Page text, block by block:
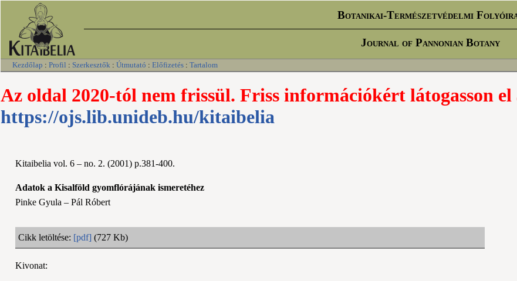
Botanikai-Természetvédelmi
Journal of Pannonian Botany
Kezdőlap : Profil : Szerkesztők : Útmutató : Előfizetés : Tartalom
Az oldal 2020-tól nem frissül. Friss információkért látogasson
https://ojs.lib.unideb.hu/kitaibelia
Kitaibelia vol. 6 – no. 2. (2001) p.381-400.
Adatok a Kisalföld gyomflórájának ismeretéhez
Pinke Gyula – Pál Róbert
Cikk letöltése: [pdf] (727 Kb)
Kivonat: